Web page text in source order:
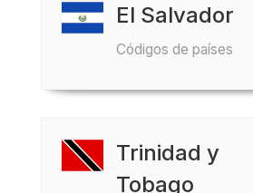
El Salvador
Códigos de países
Trinidad y
Tobago